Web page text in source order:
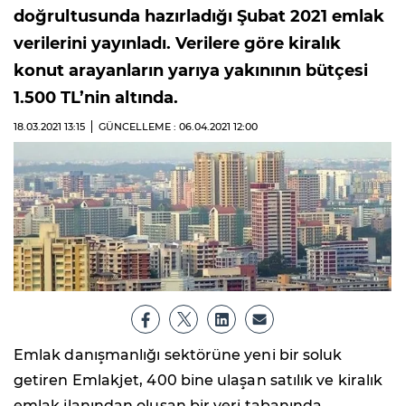
doğrultusunda hazırladığı Şubat 2021 emlak
verilerini yayınladı. Verilere göre kiralık
konut arayanların yarıya yakınının bütçesi
1.500 TL’nin altında.
18.03.2021 13:15 GÜNCELLEME : 06.04.2021 12:00
Emlak danışmanlığı sektörüne yeni bir soluk
getiren Emlakjet, 400 bine ulaşan satılık ve kiralık